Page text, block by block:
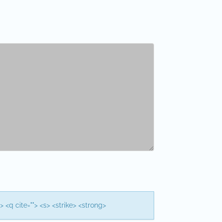
<q cite=""> <s> <strike> <strong>